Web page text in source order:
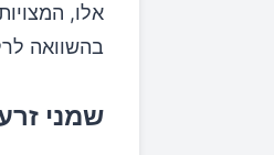
אלו,
בהשוואה
שמני